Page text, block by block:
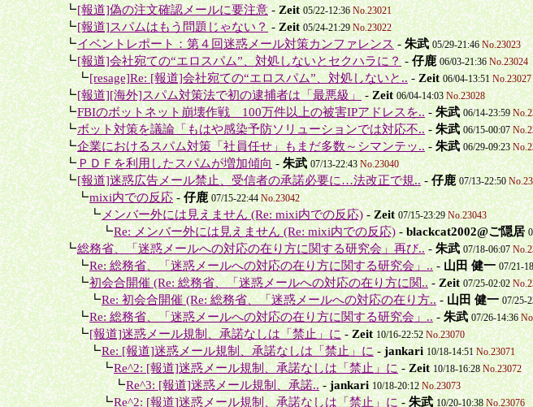
＋┗[報道]偽の注文確認メールに要注意-Zeit 05/22-12:36No.23021
＋┗[報道]スパムはもう問題じゃない？-Zeit 05/24-21:29 No.23022
＋┗イベントレポート：第４回迷惑メール対策カンファレンス-朱武 05/29-21:46No.23023
＋┗[報道]会社宛ての“エロスパム”、対処しないとセクハラに？-仔鹿 06/03-21:36No.23024
＋＋┗[resage]Re: [報道]会社宛ての“エロスパム”、対処しないと..-Zeit 06/04-13:51No.23027
＋┗[報道][海外]スパム対策法で初の逮捕者は「最悪級」-Zeit 06/04-14:03No.23028
＋┗FBIのボットネット崩壊作戦 100万件以上の被害IPアドレスを..-朱武 06/14-23:59
＋┗ボット対策を議論「もはや感染予防ソリューションでは対応不..-朱武 06/15-00:07
＋┗企業におけるスパム対策「社員任せ」もまだ多数～シマンテッ..-朱武 06/29-09:23
＋┗ＰＤＦを利用したスパムが増加傾向-朱武 07/13-22:43No.23040
＋┗[報道]迷惑広告メール禁止、受信者の承諾必要に…法改正で規..-仔鹿 07/13-22:50
＋＋┗mixi内での反応-仔鹿 07/15-22:44No.23042
＋＋＋┗メンバー外には見えません (Re: mixi内での反応)-Zeit 07/15-23:29No.23043
＋＋＋＋┗Re: メンバー外には見えません (Re: mixi内での反応)-blackcat2002@ご隠居
＋┗総務省、「迷惑メールへの対応の在り方に関する研究会」再び..-朱武 07/18-06:07
＋＋┗Re: 総務省、「迷惑メールへの対応の在り方に関する研究会」..-山田 健一 07/21-
＋＋┗初会合開催 (Re: 総務省、「迷惑メールへの対応の在り方に関..-Zeit 07/25-02:02
＋＋＋┗Re: 初会合開催 (Re: 総務省、「迷惑メールへの対応の在り方..-山田 健一 07/25-
＋＋┗Re: 総務省、「迷惑メールへの対応の在り方に関する研究会」..-朱武 07/26-14:36
＋＋┗[報道]迷惑メール規制、承諾なしは「禁止」に-Zeit 10/16-22:52No.23070
＋＋＋┗Re: [報道]迷惑メール規制、承諾なしは「禁止」に-jankari 10/18-14:51No.23071
＋＋＋＋┗Re^2: [報道]迷惑メール規制、承諾なしは「禁止」に-Zeit 10/18-16:28No.23072
＋＋＋＋＋┗Re^3: [報道]迷惑メール規制、承諾..-jankari 10/18-20:12No.23073
＋＋＋＋┗Re^2: [報道]迷惑メール規制、承諾なしは「禁止」に-朱武 10/20-10:38No.23076